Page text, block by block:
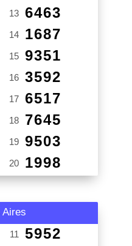
13 6463
14 1687
15 9351
16 3592
17 6517
18 7645
19 9503
20 1998
Aires
11 5952